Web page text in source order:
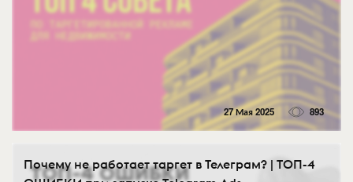
27 Мая 2025 893
Почему не работает таргет в Телеграм? | ТОП-4